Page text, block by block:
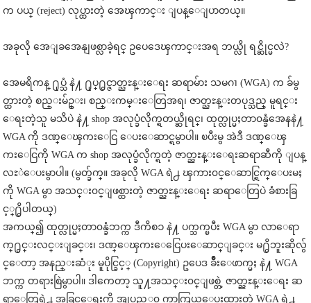
က ပယ္ (reject) လုပ္ထားတဲ့ အေၾကာင္း ျပန္ေျပာတယ္။
အခုလို အေျခအေနျဖစ္လာခဲ့ရင္ ဥပေဒေၾကာင္းအရ ဘယ္လို ရင္ဆိုင္မလဲ?
အေမရိကန္ ႐ုပ္သံ နဲ႔ ႐ုပ္႐ွင္ဇာတ္ညႊန္းေရး ဆရာမ်ား သမဂၢ (WGA) က ခ်မွ
တ္ထားတဲ့ စည္းမ်ဥ္း၊ စည္းကမ္းေတြအရ၊ ဇာတ္ညႊန္းတပုဒ္သည္ မူရင္း
ေရးတဲ့သူ မသိပဲ နဲ႔ shop အလုပ္ခံလိုက္ရတယ္ဆိုရင္၊ ထုတ္လုပ္မႈတာ၀န္ခံအေနနဲ႔
WGA ကို ဒဏ္ေၾကးေငြ ေပးေဆာင္ရမွာပါ။ ၿပီးမွ အဲဒီ ဒဏ္ေၾ
ကးေငြကို WGA က shop အလုပ္ခံလိုက္ရတဲ့ ဇာတ္ညႊန္းေရးဆရာဆီကို ျပန္
လႊဲေပးမွာပါ။ (မွတ္ခ်က္။ အခုလို WGA ရဲ႕ ၾကား၀င္ေဆာင္ရြက္ေပးမႈ
ကို WGA မွာ အသင္း၀င္ျဖစ္ထားတဲ့ ဇာတ္ညႊန္းေရး ဆရာေတြပဲ ခံစားခြ
င့္႐ွိပါတယ္)
အကယ္၍ ထုတ္လုပ္မႈတာ၀န္ခံဘက္က ဒီကိစၥ နဲ႔ ပက္သက္ၿပီး WGA မွာ လာေရာ
က္႐ွင္းလင္းျခင္း၊ ဒဏ္ေၾကးေငြေပးေဆာင္ျခင္း မ႐ွိဘူးဆိုလ်ွ
င္ေတာ့ အနည္းဆံုး မူပိုင္ခြင့္ (Copyright) ဥပေဒ ခ်ိဳးေဖာက္မႈ နဲ႔ WGA
ဘက္က တရားစြဲမွာပါ။ ဒါကေတာ့ သူ႔အသင္း၀င္ျဖစ္တဲ့ ဇာတ္ညႊန္းေရး ဆ
ရာေတြရဲ႕ အခြင့္အေရးကို အျပည့္အ၀ ကာကြယ္ေပးထားတဲ့ WGA ရဲ႕